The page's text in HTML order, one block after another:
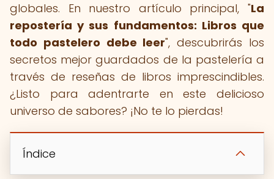
globales. En nuestro artículo principal, "La
repostería y sus fundamentos: Libros que
todo pastelero debe leer", descubrirás los
secretos mejor guardados de la pastelería a
través de reseñas de libros imprescindibles.
¿Listo para adentrarte en este delicioso
universo de sabores? ¡No te lo pierdas!
Índice